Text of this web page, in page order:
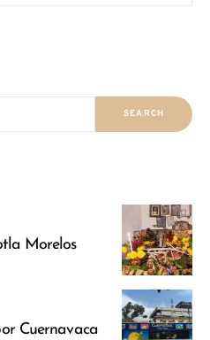
SEARCH
Morelos
Cuernavaca